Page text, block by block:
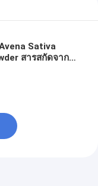
Sativa
สารสกัดจาก